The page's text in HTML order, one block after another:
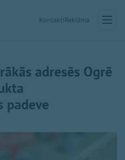
KontaktiReklāma
adresēs Ogrē
padeve